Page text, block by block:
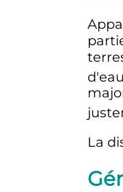
La